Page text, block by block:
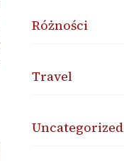
Różności
Travel
Uncategorized